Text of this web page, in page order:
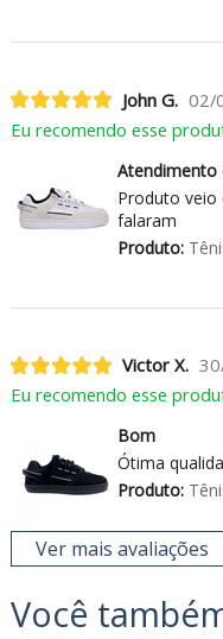
John G. 02/
Eu recomendo esse
Produto veio
falaram
Produto:
Victor X.
Eu recomendo esse
Bom
Ótima
Produto:
Ver mais avaliações
Você